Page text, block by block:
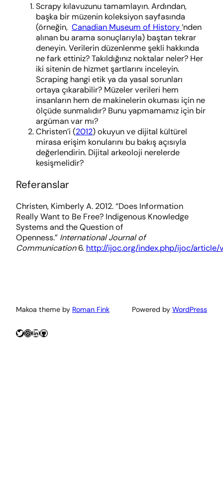
Scrapy kılavuzunu tamamlayın. Ardından,
başka bir müzenin koleksiyon sayfasında
(örneğin, Canadian Museum of History‘nden
alınan bu arama sonuçlarıyla) baştan tekrar
deneyin. Verilerin düzenlenme şekli hakkında
ne fark ettiniz? Takıldığınız noktalar neler? Her
iki sitenin de hizmet şartlarını inceleyin.
Scraping hangi etik ya da yasal sorunları
ortaya çıkarabilir? Müzeler verileri hem
insanların hem de makinelerin okuması için ne
ölçüde sunmalıdır? Bunu yapmamamız için bir
argüman var mı?
Christen’i (2012) okuyun ve dijital kültürel
mirasa erişim konularını bu bakış açısıyla
değerlendirin. Dijital arkeoloji nerelerde
kesişmelidir?
Referanslar
Christen, Kimberly A. 2012. “Does Information
Really Want to Be Free? Indigenous Knowledge
Systems and the Question of
Openness.” International Journal of
Communication6. http://ijoc.org/index.php/ijoc/article/
Makoa theme by Roman Fink Powered by WordPress
Twitter
Instagram
LinkedIn
GitHub